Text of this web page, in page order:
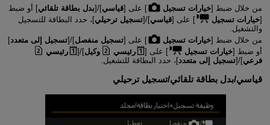
من خلال ضبط [خيارات تسجيل ] على [قياسي]/[بدل بطاقة تلقائي] أو ضبط
[خيارات تسجيل ] على [قياسي]/[تسجيل ترحيلي]، حدد البطاقة للتسجيل
والتشغيل.
من خلال ضبط [خيارات تسجيل ] على [تسجيل منفصل]/[تسجيل إلى متعدد]
أو ضبط [خيارات تسجيل ] على [ رئيسي وكيل]/[
رئيسي
فرعي]/[تسجيل إلى متعدد]، حدد البطاقة للتشغيل.
قياسي/بدل بطاقة تلقائي/تسجيل ترحيلي